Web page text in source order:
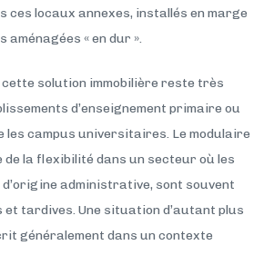
ces locaux annexes, installés en marge
aménagées « en dur ».
cette solution immobilière reste très
d’enseignement primaire ou
les campus universitaires. Le modulaire
de la flexibilité dans un secteur où les
administrative, sont souvent
et tardives. Une situation d’autant plus
généralement dans un contexte